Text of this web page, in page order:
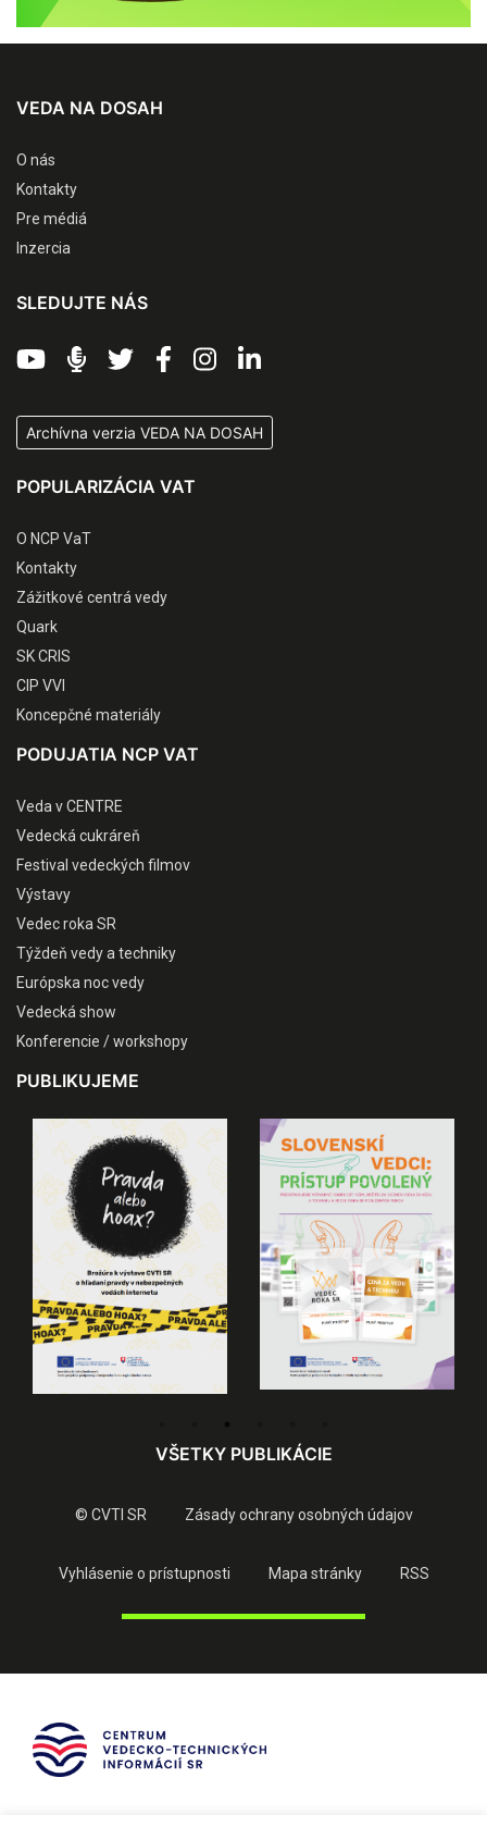
VEDA NA DOSAH
O nás
Kontakty
Pre médiá
Inzercia
SLEDUJTE NÁS
Archívna verzia VEDA NA DOSAH
POPULARIZÁCIA VAT
O NCP VaT
Kontakty
Zážitkové centrá vedy
Quark
SK CRIS
CIP VVI
Koncepčné materiály
PODUJATIA NCP VAT
Veda v CENTRE
Vedecká cukráreň
Festival vedeckých filmov
Výstavy
Vedec roka SR
Týždeň vedy a techniky
Európska noc vedy
Vedecká show
Konferencie / workshopy
PUBLIKUJEME
VŠETKY PUBLIKÁCIE
© CVTI SR Zásady ochrany osobných údajov
Vyhlásenie o prístupnosti Mapa stránky RSS